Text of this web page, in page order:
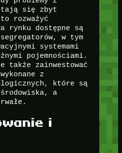
się zbyt
rozważyć
rynku dostępne są
w tym
systemami
pojemnościami.
także zainwestować
z
które są
a
i